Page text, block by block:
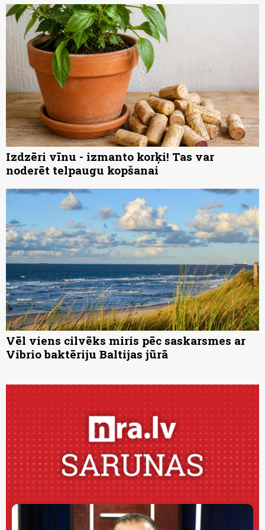
Izdzēri vīnu - izmanto korķi! Tas var
noderēt telpaugu kopšanai
Vēl viens cilvēks miris pēc saskarsmes ar
Vibrio baktēriju Baltijas jūrā